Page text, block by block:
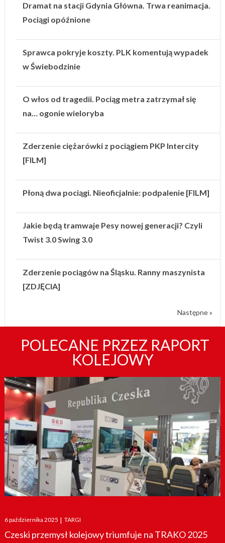
Dramat na stacji Gdynia Główna. Trwa reanimacja.
Pociągi opóźnione
Sprawca pokryje koszty. PLK komentują wypadek
w Świebodzinie
O włos od tragedii. Pociąg metra zatrzymał się
na… ogonie wieloryba
Zderzenie ciężarówki z pociągiem PKP Intercity
[FILM]
Płoną dwa pociągi. Nieoficjalnie: podpalenie [FILM]
Jakie będą tramwaje Pesy nowej generacji? Czyli
Twist 3.0 Swing 3.0
Zderzenie pociągów na Śląsku. Ranny maszynista
[ZDJĘCIA]
Następne »
POLECANE PRZEZ RAPORT
KOLEJOWY
Posted
on
6 października 2025 | TARGI
Czeski przemysł kolejowy triumfuje na TRAKO 2025